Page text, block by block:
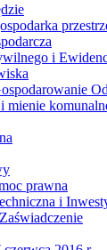
i
mienie
prawna
i